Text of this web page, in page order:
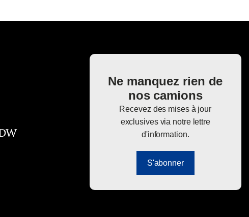
Ne manquez rien de
nos camions
Recevez des mises à jour
exclusives via notre lettre
d'information.
S'abonner